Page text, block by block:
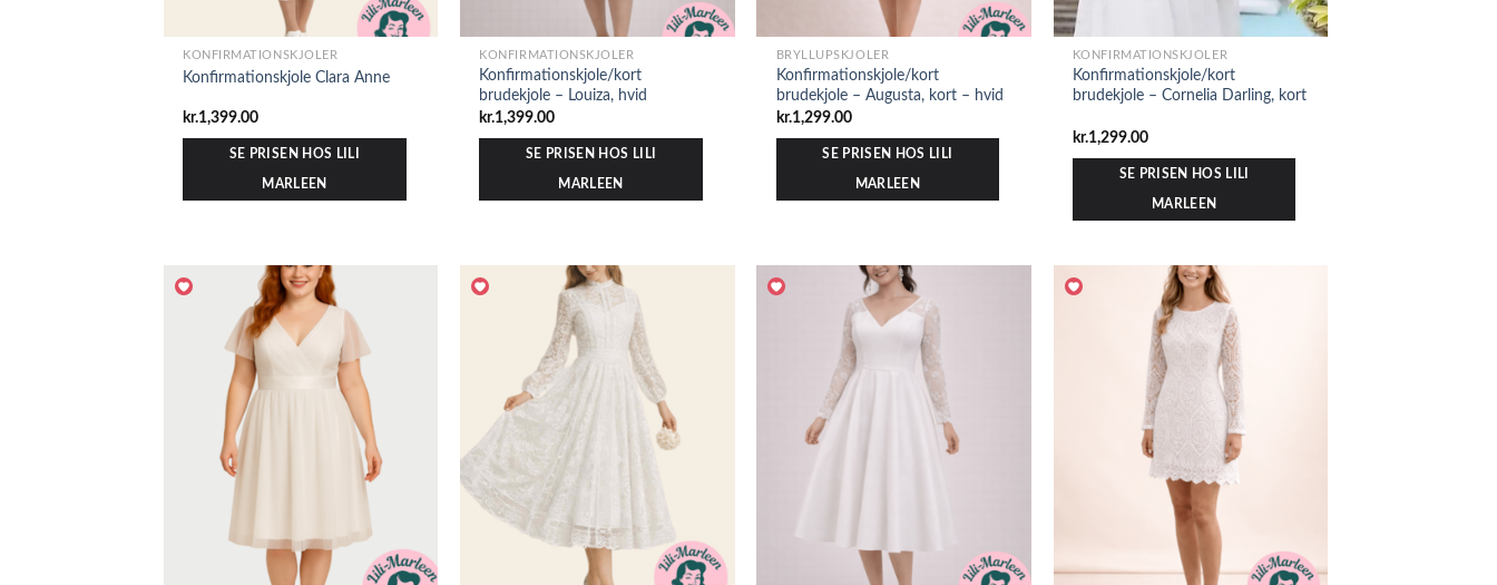
KONFIRMATIONSKJOLER
Konfirmationskjole Clara Anne
kr.1,399.00
SE PRISEN HOS LILI
MARLEEN
KONFIRMATIONSKJOLER
Konfirmationskjole/kort
brudekjole – Louiza, hvid
kr.1,399.00
SE PRISEN HOS LILI
MARLEEN
BRYLLUPSKJOLER
Konfirmationskjole/kort
brudekjole – Augusta, kort – hvid
kr.1,299.00
SE PRISEN HOS LILI
MARLEEN
KONFIRMATIONSKJOLER
Konfirmationskjole/kort
brudekjole – Cornelia Darling, kort
kr.1,299.00
SE PRISEN HOS LILI
MARLEEN